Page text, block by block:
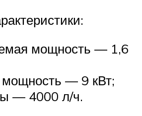
мощность — 1,6
мощность — 9 кВт;
— 4000 л/ч.